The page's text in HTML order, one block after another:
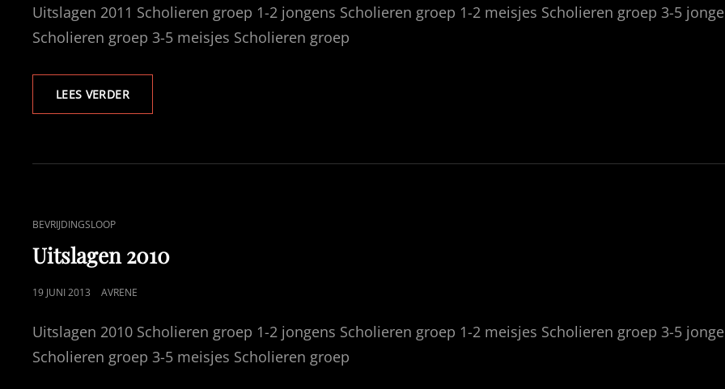
Uitslagen 2011 Scholieren groep 1-2 jongens Scholieren groep 1-2 meisjes Scholieren groep 3-5
Scholieren groep 3-5 meisjes Scholieren groep
LEES VERDERUITSLAGEN
2011
CAT
LINKS
BEVRIJDINGSLOOP
Uitslagen 2010
GEPUBLICEERD
19 JUNI 2013 AVRENE
Uitslagen 2010 Scholieren groep 1-2 jongens Scholieren groep 1-2 meisjes Scholieren groep 3-5
Scholieren groep 3-5 meisjes Scholieren groep